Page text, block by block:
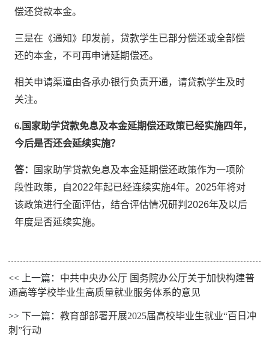
偿还贷款本金。
三是在《通知》印发前，贷款学生已部分偿还或全部偿
还的本金，不可再申请延期偿还。
相关申请渠道由各承办银行负责开通，请贷款学生及时
关注。
6.国家助学贷款免息及本金延期偿还政策已经实施四年，
今后是否还会延续实施？
答：
国家助学贷款免息及本金延期偿还政策作为一项阶
段性政策，自2022年起已经连续实施4年。2025年将对
该政策进行全面评估，结合评估情况研判2026年及以后
年度是否延续实施。
<< 上一篇： 中共中央办公厅 国务院办公厅关于加快构建普
通高等学校毕业生高质量就业服务体系的意见
>> 下一篇：教育部部署开展2025届高校毕业生就业“百日冲
刺”行动